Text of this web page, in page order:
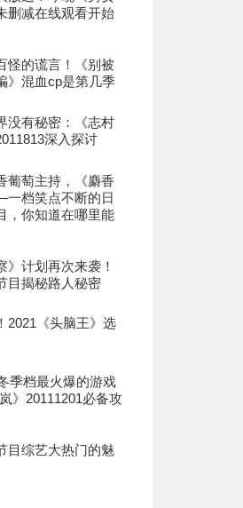
删减在线观看开始
怪的谎言！《别被
》混血cp是第几季
没有秘密：《志村
深入探讨
葡萄主持，《麝香
档笑点不断的日
，你知道在哪里能
》计划再次来袭！
目揭秘路人秘密
2021《头脑王》选
季档最火爆的游戏
》20111201必备攻
目综艺大热门的魅